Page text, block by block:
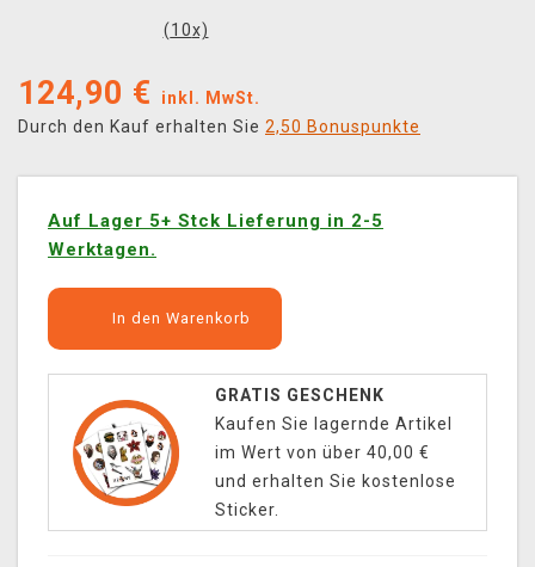
(10x)
124,90 €
inkl. MwSt.
Durch den Kauf erhalten Sie 2,50 Bonuspunkte
Auf Lager 5+ Stck Lieferung in 2-5
Werktagen.
In den Warenkorb
GRATIS GESCHENK
Kaufen Sie lagernde Artikel
im Wert von über 40,00 €
und erhalten Sie kostenlose
Sticker.